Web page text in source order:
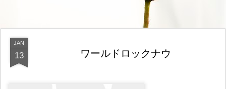
JAN
13 ワールドロックナウ